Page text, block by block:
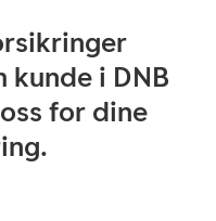
kunde i DNB
for dine